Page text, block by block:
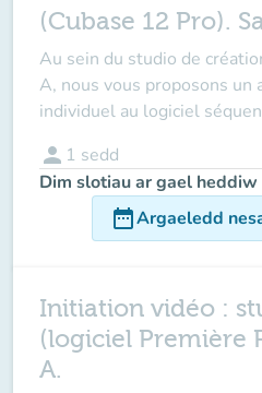
(Cubase 12 Pro).
Au sein du studio de
A, nous vous proposons
individuel au logiciel
person 1 sedd
Dim slotiau ar gael heddiw
date_rangeArgaeledd
Initiation vidéo :
(logiciel Première
A.